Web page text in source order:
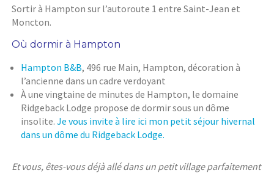
Sortir à Hampton sur l’autoroute 1 entre Saint-Jean et
Moncton.
Où dormir à Hampton
Hampton B&B, 496 rue Main, Hampton, décoration à
l’ancienne dans un cadre verdoyant
À une vingtaine de minutes de Hampton, le domaine
Ridgeback Lodge propose de dormir sous un dôme
insolite.Je vous invite à lire ici mon petit séjour hivernal
dans un dôme du Ridgeback Lodge.
Et vous, êtes-vous déjà allé dans un petit village parfaitement